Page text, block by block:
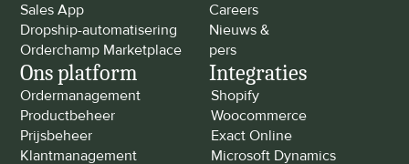
Sales App
Dropship-automatisering
Orderchamp Marketplace
Careers
Nieuws &
pers
Ons platform
Ordermanagement
Productbeheer
Prijsbeheer
Klantmanagement
Integraties
Shopify
Woocommerce
Exact Online
Microsoft Dynamics